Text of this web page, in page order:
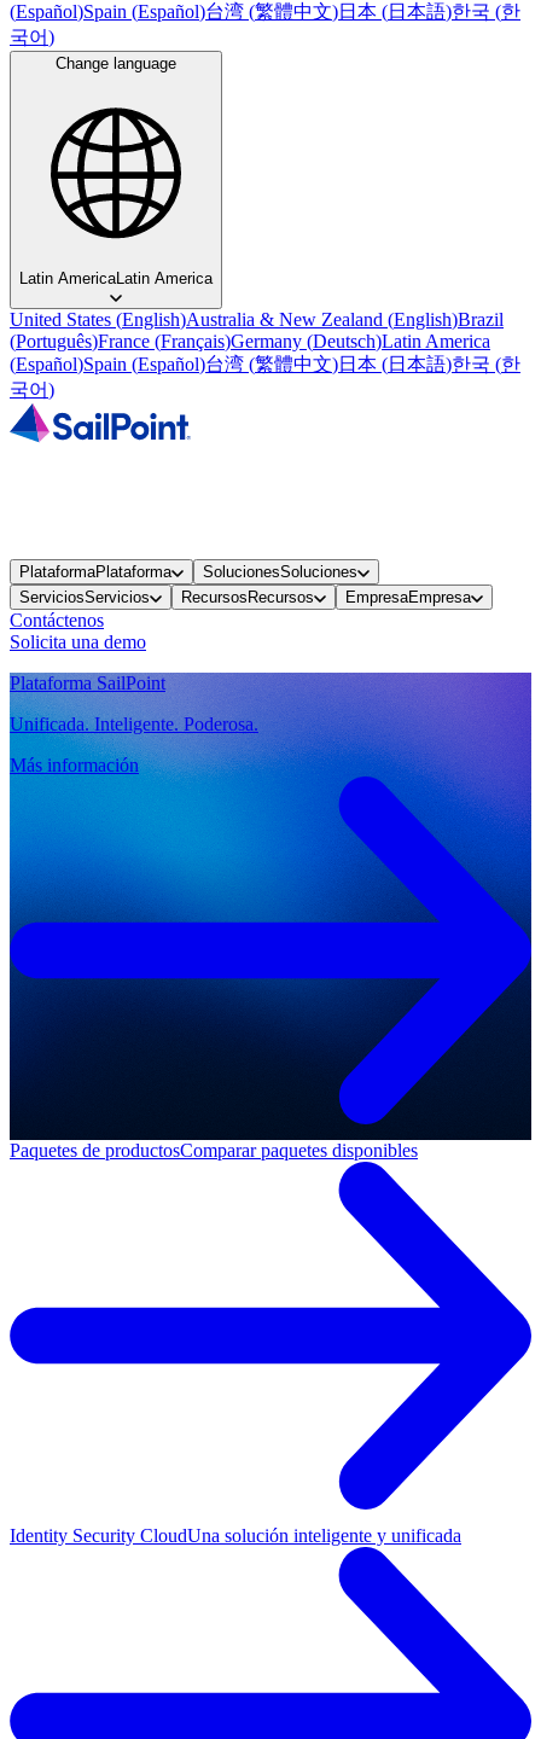
(Español)Spain (Español)台湾 (繁體中文)日本 (日本語)한국 (한
국어)
Change language
Latin AmericaLatin America
United States (English)Australia & New Zealand (English)Brazil
(Português)France (Français)Germany (Deutsch)Latin America
(Español)Spain (Español)台湾 (繁體中文)日本 (日本語)한국 (한
국어)
PlataformaPlataforma SolucionesSoluciones
ServiciosServicios Recursos Recursos EmpresaEmpresa
Contáctenos
Solicita una demo
Plataforma SailPoint
Unificada. Inteligente. Poderosa.
Más información
Paquetes de productosComparar paquetes disponibles
Identity Security CloudUna solución inteligente y unificada